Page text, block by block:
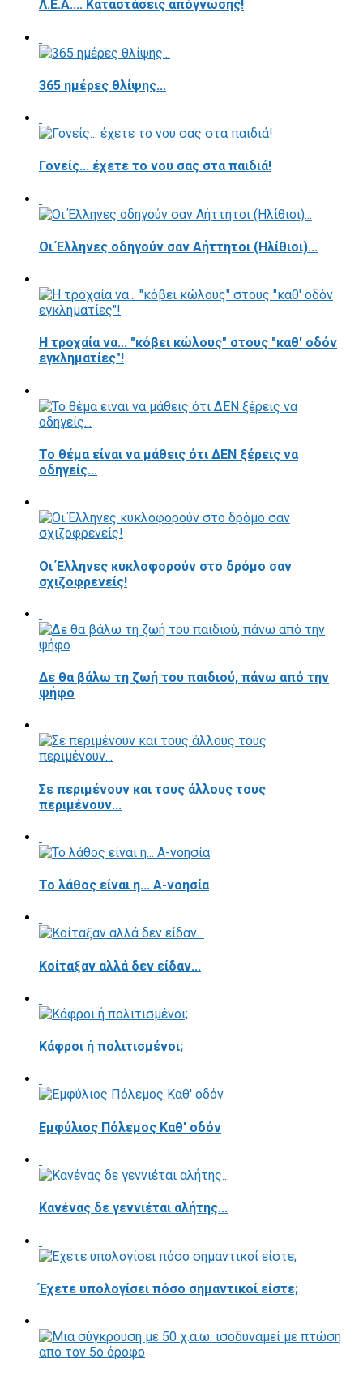
Λ.Ε.Α.... Καταστάσεις απόγνωσης!
365 ημέρες θλίψης...
Γονείς... έχετε το νου σας στα παιδιά!
Οι Έλληνες οδηγούν σαν Αήττητοι (Ηλίθιοι)...
Η τροχαία να... "κόβει κώλους" στους "καθ' οδόν
εγκληματίες"!
Το θέμα είναι να μάθεις ότι ΔΕΝ ξέρεις να
οδηγείς...
Οι Έλληνες κυκλοφορούν στο δρόμο σαν
σχιζοφρενείς!
Δε θα βάλω τη ζωή του παιδιού, πάνω από την
ψήφο
Σε περιμένουν και τους άλλους τους
περιμένουν...
Το λάθος είναι η... Α-νοησία
Κοίταξαν αλλά δεν είδαν...
Κάφροι ή πολιτισμένοι;
Εμφύλιος Πόλεμος Καθ' οδόν
Κανένας δε γεννιέται αλήτης...
Έχετε υπολογίσει πόσο σημαντικοί είστε;